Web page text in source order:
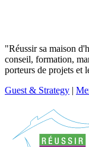
"Réussir sa maison
conseil, formation,
porteurs de projets et
Guest & Strategy |